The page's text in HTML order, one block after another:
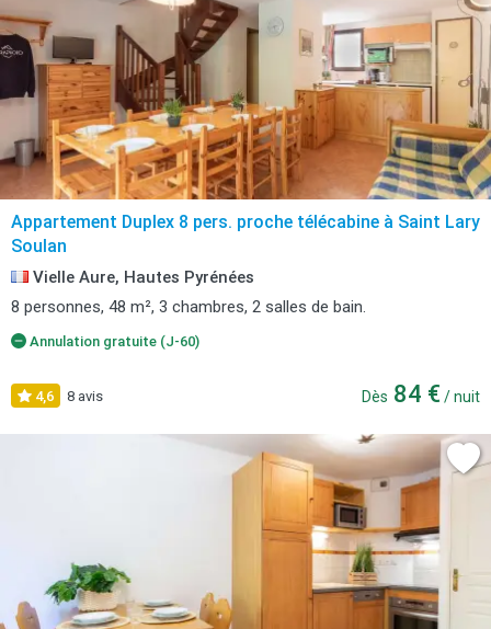
Appartement Duplex 8 pers. proche télécabine à Saint Lary
Soulan
Vielle Aure, Hautes Pyrénées
8 personnes, 48 m², 3 chambres, 2 salles de bain.
Annulation gratuite (J-60)
4,6 8 avis Dès 84 € / nuit